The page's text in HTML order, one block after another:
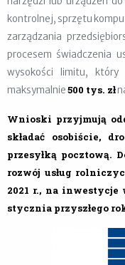
kontrolnej, sprzętu
zarządzania
procesem świadczenia
wysokości limitu,
maksymalnie500 tys. zł
Wnioski przyjmują
składać osobiście,
przesyłką pocztową.
rozwój usług
2021 r., na inwestycje
stycznia przyszłego